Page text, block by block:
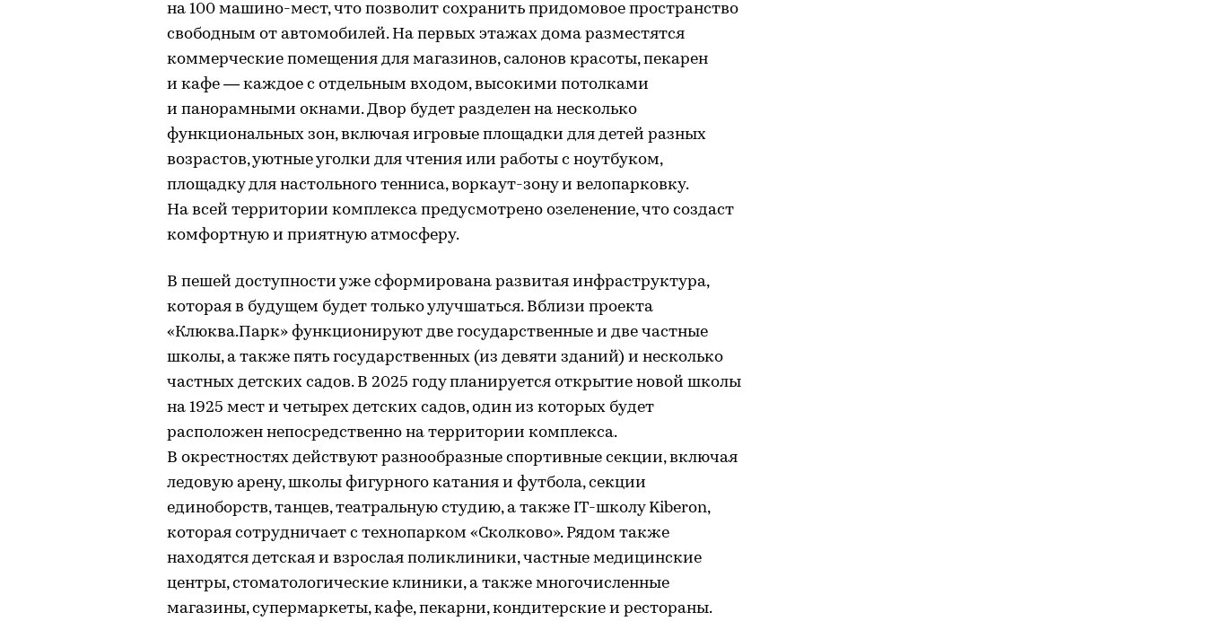
на 100 машино-мест, что позволит сохранить придомовое пространство
свободным от автомобилей. На первых этажах дома разместятся
коммерческие помещения для магазинов, салонов красоты, пекарен
и кафе — каждое с отдельным входом, высокими потолками
и панорамными окнами. Двор будет разделен на несколько
функциональных зон, включая игровые площадки для детей разных
возрастов, уютные уголки для чтения или работы с ноутбуком,
площадку для настольного тенниса, воркаут-зону и велопарковку.
На всей территории комплекса предусмотрено озеленение, что создаст
комфортную и приятную атмосферу.
В пешей доступности уже сформирована развитая инфраструктура,
которая в будущем будет только улучшаться. Вблизи проекта
«Клюква.Парк» функционируют две государственные и две частные
школы, а также пять государственных (из девяти зданий) и несколько
частных детских садов. В 2025 году планируется открытие новой школы
на 1925 мест и четырех детских садов, один из которых будет
расположен непосредственно на территории комплекса.
В окрестностях действуют разнообразные спортивные секции, включая
ледовую арену, школы фигурного катания и футбола, секции
единоборств, танцев, театральную студию, а также IT-школу Kiberon,
которая сотрудничает с технопарком «Сколково». Рядом также
находятся детская и взрослая поликлиники, частные медицинские
центры, стоматологические клиники, а также многочисленные
магазины, супермаркеты, кафе, пекарни, кондитерские и рестораны.